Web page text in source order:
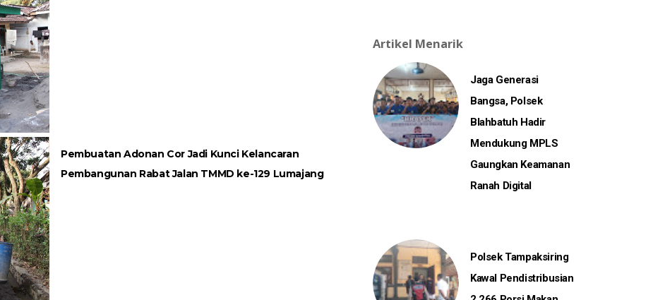
Pembuatan Adonan Cor Jadi Kunci Kelancaran
Pembangunan Rabat Jalan TMMD ke-129 Lumajang
Artikel Menarik
Jaga Generasi
Bangsa, Polsek
Blahbatuh Hadir
Mendukung MPLS
Gaungkan Keamanan
Ranah Digital
Polsek Tampaksiring
Kawal Pendistribusian